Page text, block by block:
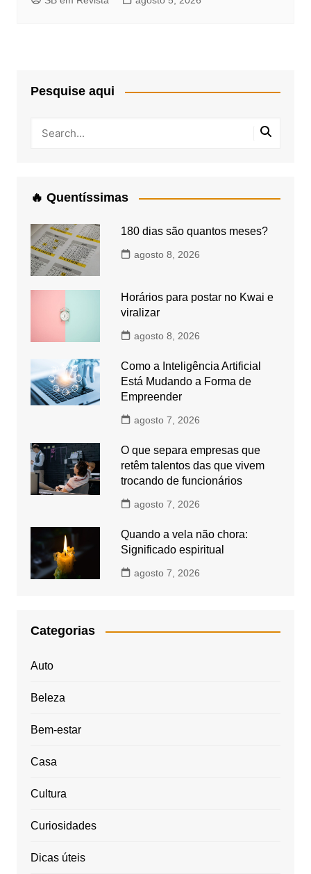
Pesquise aqui
🔥 Quentíssimas
180 dias são quantos meses?
agosto 8, 2026
Horários para postar no Kwai e
viralizar
agosto 8, 2026
Como a Inteligência Artificial
Está Mudando a Forma de
Empreender
agosto 7, 2026
O que separa empresas que
retêm talentos das que vivem
trocando de funcionários
agosto 7, 2026
Quando a vela não chora:
Significado espiritual
agosto 7, 2026
Categorias
Auto
Beleza
Bem-estar
Casa
Cultura
Curiosidades
Dicas úteis